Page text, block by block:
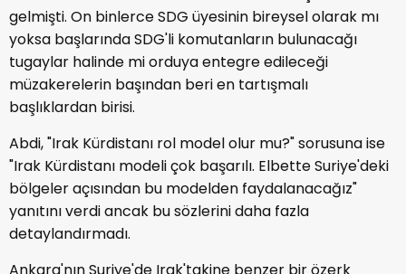
gelmişti. On binlerce SDG üyesinin bireysel olarak mı
yoksa başlarında SDG'li komutanların bulunacağı
tugaylar halinde mi orduya entegre edileceği
müzakerelerin başından beri en tartışmalı
başlıklardan birisi.
Abdi, "Irak Kürdistanı rol model olur mu?" sorusuna ise
"Irak Kürdistanı modeli çok başarılı. Elbette Suriye'deki
bölgeler açısından bu modelden faydalanacağız"
yanıtını verdi ancak bu sözlerini daha fazla
detaylandırmadı.